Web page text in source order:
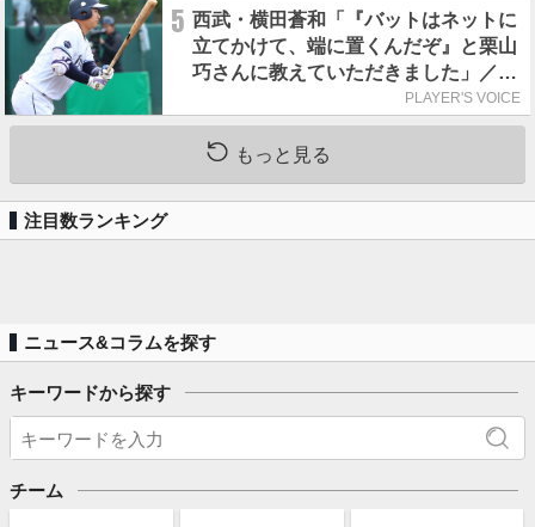
5 西武・横田蒼和「『バットはネットに
立てかけて、端に置くんだぞ』と栗山
巧さんに教えていただきました」／憧
PLAYER'S VOICE
もっと見る
注目数ランキング
ニュース&コラムを探す
キーワードから探す
チーム